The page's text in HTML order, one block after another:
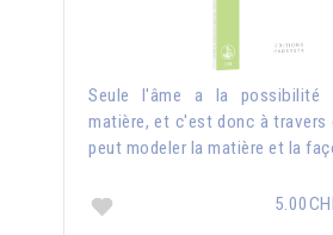
Seule l'âme a la possibilité
matière, et c'est donc à travers
peut modeler la matière et la